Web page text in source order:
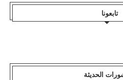
تابعونا
الحديثة